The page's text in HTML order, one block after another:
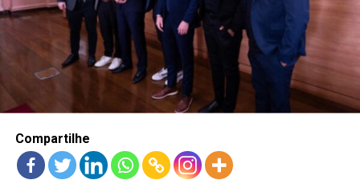
LANÇAMENTOS
Compartilhe